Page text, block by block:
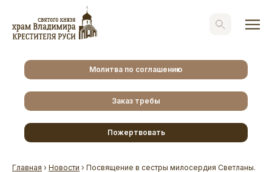
Молитва по соглашению
Заказ требы
Пожертвовать
Главная › Новости › Посвящение в сестры милосердия Светланы.